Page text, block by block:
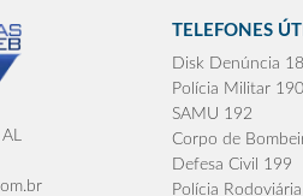
TELEFONES
Disk Denúncia
Polícia Militar 190
SAMU 192
Corpo de
Defesa Civil 199
Polícia